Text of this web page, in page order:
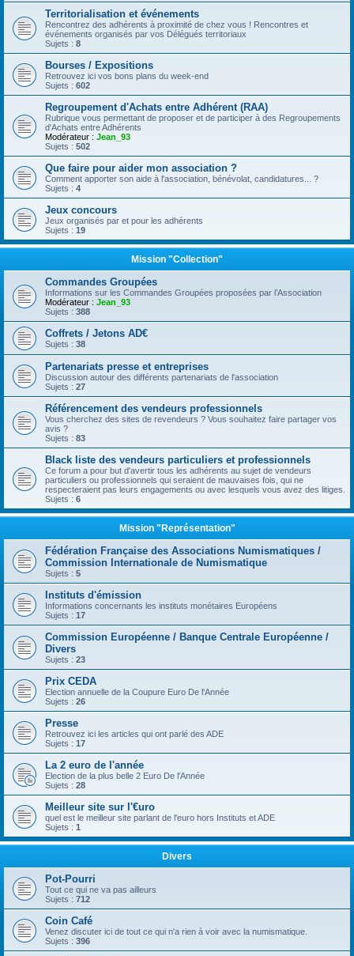
Territorialisation et événements
Rencontrez des adhérents à proximité de chez vous ! Rencontres et
événements organisés par vos Délégués territoriaux
Sujets : 8
Bourses / Expositions
Retrouvez ici vos bons plans du week-end
Sujets : 602
Regroupement d'Achats entre Adhérent (RAA)
Rubrique vous permettant de proposer et de participer à des Regroupements
d'Achats entre Adhérents
Modérateur : Jean_93
Sujets : 502
Que faire pour aider mon association ?
Comment apporter son aide à l'association, bénévolat, candidatures... ?
Sujets : 4
Jeux concours
Jeux organisés par et pour les adhérents
Sujets : 19
Mission "Collection"
Commandes Groupées
Informations sur les Commandes Groupées proposées par l’Association
Modérateur : Jean_93
Sujets : 388
Coffrets / Jetons AD€
Sujets : 38
Partenariats presse et entreprises
Discussion autour des différents partenariats de l'association
Sujets : 27
Référencement des vendeurs professionnels
Vous cherchez des sites de revendeurs ? Vous souhaitez faire partager vos
avis ?
Sujets : 83
Black liste des vendeurs particuliers et professionnels
Ce forum a pour but d'avertir tous les adhérents au sujet de vendeurs
particuliers ou professionnels qui seraient de mauvaises fois, qui ne
respecteraient pas leurs engagements ou avec lesquels vous avez des litiges.
Sujets : 6
Mission "Représentation"
Fédération Française des Associations Numismatiques /
Commission Internationale de Numismatique
Sujets : 5
Instituts d'émission
Informations concernants les instituts monétaires Européens
Sujets : 17
Commission Européenne / Banque Centrale Européenne /
Divers
Sujets : 23
Prix CEDA
Election annuelle de la Coupure Euro De l'Année
Sujets : 26
Presse
Retrouvez ici les articles qui ont parlé des ADE
Sujets : 17
La 2 euro de l'année
Election de la plus belle 2 Euro De l'Année
Sujets : 28
Meilleur site sur l'€uro
quel est le meilleur site parlant de l'euro hors Instituts et ADE
Sujets : 1
Divers
Pot-Pourri
Tout ce qui ne va pas ailleurs
Sujets : 712
Coin Café
Venez discuter ici de tout ce qui n'a rien à voir avec la numismatique.
Sujets : 396